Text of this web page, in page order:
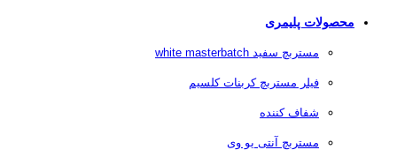
محصولات پلیمری
مستربچ سفید white masterbatch
فیلر مستربچ کربنات کلسیم
شفاف کننده
مستربچ آنتی یو وی